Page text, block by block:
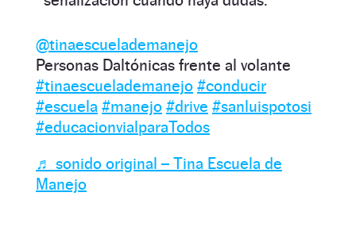
@tinaescuelademanejo
Personas Daltónicas frente al volante
#tinaescuelademanejo #conducir
#escuela #manejo #drive #sanluispotosi
#educacionvialparaTodos
♬ sonido original – Tina Escuela de
Manejo